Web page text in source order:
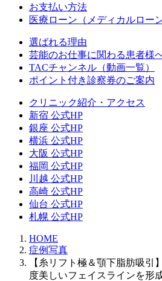
お支払い方法
医療ローン（メディカルローン
選ばれる理由
芸能のお仕事に関わる患者様
TACチャンネル（動画一覧）
ポイント付き診察券のご案内
クリニック紹介・アクセス
新宿 公式HP
銀座 公式HP
横浜 公式HP
大阪 公式HP
福岡 公式HP
川越 公式HP
高崎 公式HP
仙台 公式HP
札幌 公式HP
HOME
症例写真
【糸リフト極＆顎下脂肪吸引
度美しいフェイスラインを形